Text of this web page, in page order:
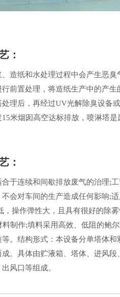
：
造纸和水处理过程中会产生恶
前置处理，将造纸生产中的产
理后，再经过UV光解除臭设备
米烟囱高空达标排放，喷淋塔
：
合于连续和间歇排放废气的治理;
不会对车间的生产造成任何影响;
，操作弹性大，且具有很好的除
料制作;填料采用高效、低阻的鲍
等。结构形式：本设备分单塔体
成。具体由贮液箱、塔体、进风
风口等组成。